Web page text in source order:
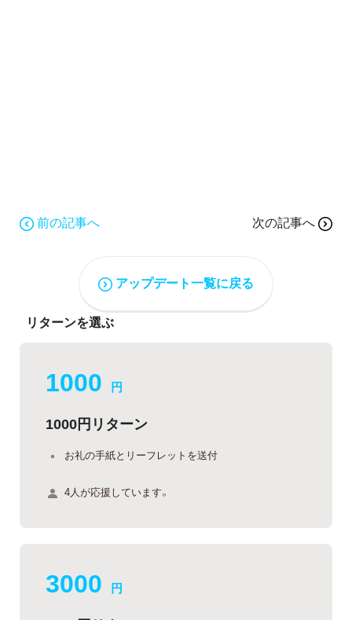
前の記事へ 次の記事へ
アップデート一覧に戻る
リターンを選ぶ
1000 円
1000円リターン
お礼の手紙とリーフレットを送付
4人が応援しています。
3000 円